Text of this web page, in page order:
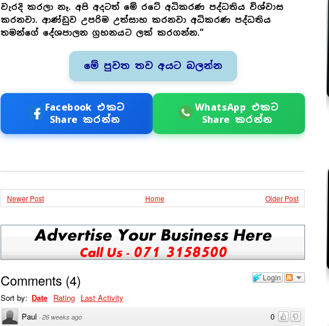
වැරදි කරලා නෑ. අපි අදටත් මේ රටේ අධිකරණ පද්ධතිය විශ්වාස
කරනවා. ආණ්ඩුව උපරිම උත්සාහ කරනවා අධිකරණ පද්ධතිය
තමන්ගේ දේශපාලන ග්‍රහනයට ලක් කරගන්න.”
මේ පුවත තව අයට බලන්න
Facebook එකට
Share කරන්න
WhatsApp එකට
Share කරන්න
Newer Post Older Post
Home
Login
Comments (4)
Sort by: Date Rating Last Activity
0
Paul · 26 weeks ago